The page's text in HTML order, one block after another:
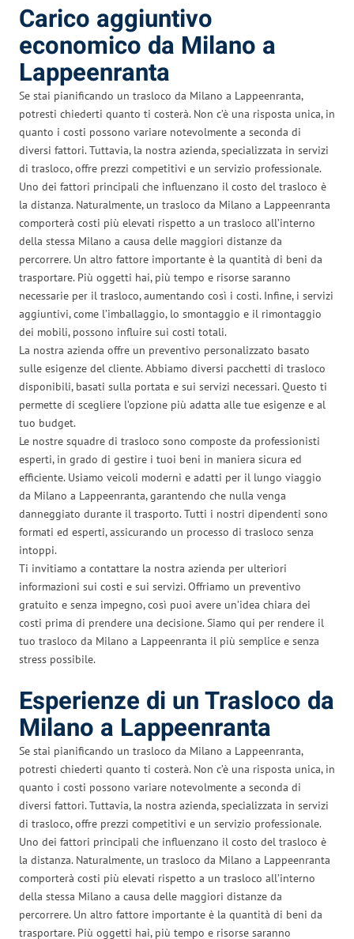
Carico aggiuntivo
economico da Milano a
Lappeenranta
Se stai pianificando un trasloco da Milano a Lappeenranta,
potresti chiederti quanto ti costerà. Non c’è una risposta unica, in
quanto i costi possono variare notevolmente a seconda di
diversi fattori. Tuttavia, la nostra azienda, specializzata in servizi
di trasloco, offre prezzi competitivi e un servizio professionale.
Uno dei fattori principali che influenzano il costo del trasloco è
la distanza. Naturalmente, un trasloco da Milano a Lappeenranta
comporterà costi più elevati rispetto a un trasloco all’interno
della stessa Milano a causa delle maggiori distanze da
percorrere. Un altro fattore importante è la quantità di beni da
trasportare. Più oggetti hai, più tempo e risorse saranno
necessarie per il trasloco, aumentando così i costi. Infine, i servizi
aggiuntivi, come l’imballaggio, lo smontaggio e il rimontaggio
dei mobili, possono influire sui costi totali.
La nostra azienda offre un preventivo personalizzato basato
sulle esigenze del cliente. Abbiamo diversi pacchetti di trasloco
disponibili, basati sulla portata e sui servizi necessari. Questo ti
permette di scegliere l’opzione più adatta alle tue esigenze e al
tuo budget.
Le nostre squadre di trasloco sono composte da professionisti
esperti, in grado di gestire i tuoi beni in maniera sicura ed
efficiente. Usiamo veicoli moderni e adatti per il lungo viaggio
da Milano a Lappeenranta, garantendo che nulla venga
danneggiato durante il trasporto. Tutti i nostri dipendenti sono
formati ed esperti, assicurando un processo di trasloco senza
intoppi.
Ti invitiamo a contattare la nostra azienda per ulteriori
informazioni sui costi e sui servizi. Offriamo un preventivo
gratuito e senza impegno, così puoi avere un’idea chiara dei
costi prima di prendere una decisione. Siamo qui per rendere il
tuo trasloco da Milano a Lappeenranta il più semplice e senza
stress possibile.
Esperienze di un Trasloco da
Milano a Lappeenranta
Se stai pianificando un trasloco da Milano a Lappeenranta,
potresti chiederti quanto ti costerà. Non c’è una risposta unica, in
quanto i costi possono variare notevolmente a seconda di
diversi fattori. Tuttavia, la nostra azienda, specializzata in servizi
di trasloco, offre prezzi competitivi e un servizio professionale.
Uno dei fattori principali che influenzano il costo del trasloco è
la distanza. Naturalmente, un trasloco da Milano a Lappeenranta
comporterà costi più elevati rispetto a un trasloco all’interno
della stessa Milano a causa delle maggiori distanze da
percorrere. Un altro fattore importante è la quantità di beni da
trasportare. Più oggetti hai, più tempo e risorse saranno